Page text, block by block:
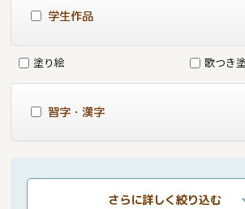
学生作品
塗り絵 歌つき
習字・漢字
さらに詳しく絞り込む